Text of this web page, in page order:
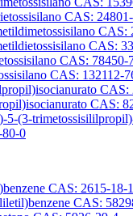
CAS:
CAS:
CAS:
CAS: 78450-
CAS: 132112-
CAS:
CAS:
5-(3-
0
CAS: 2615-18-1
CAS: